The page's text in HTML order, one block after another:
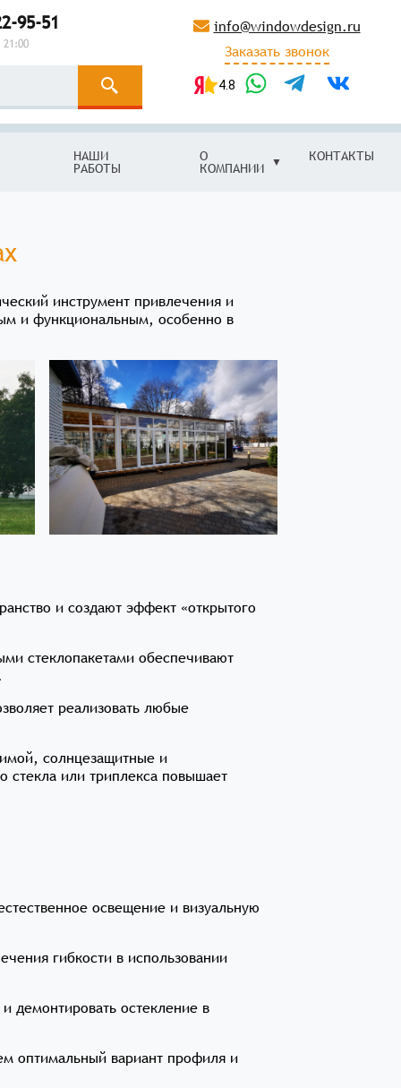
95-51
info@windowdesign.ru
Заказать звонок
4.8
НАШИ
РАБОТЫ
О
КОМПАНИИ
КОНТАКТЫ
инструмент привлечения и
и функциональным, особенно в
и создают эффект «открытого
стеклопакетами обеспечивают
реализовать любые
солнцезащитные и
стекла или триплекса повышает
освещение и визуальную
гибкости в использовании
демонтировать остекление в
оптимальный вариант профиля и